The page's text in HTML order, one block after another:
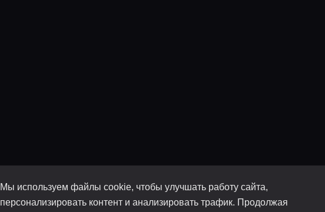
Мы используем файлы cookie, чтобы улучшать работу сайта,
персонализировать контент и анализировать трафик. Продолжая